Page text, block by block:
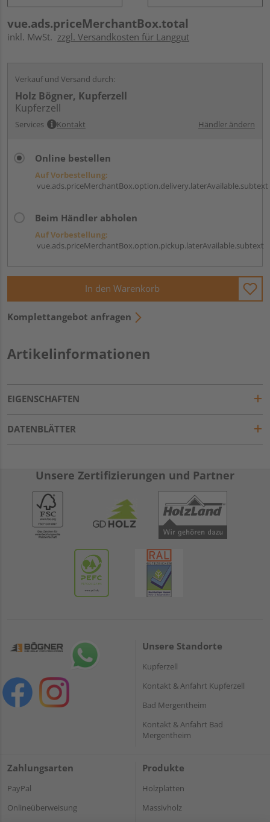
vue.ads.priceMerchantBox.total
inkl. MwSt. zzgl. Versandkosten für Langgut
Verkauf und Versand durch:
Holz Bögner, Kupferzell
Kupferzell
Services Kontakt Händler ändern
Online bestellen
Auf Vorbestellung:
vue.ads.priceMerchantBox.option.delivery.laterAvailable.subtext
Beim Händler abholen
Auf Vorbestellung:
vue.ads.priceMerchantBox.option.pickup.laterAvailable.subtext
In den Warenkorb
Komplettangebot anfragen
Artikelinformationen
EIGENSCHAFTEN
DATENBLÄTTER
Unsere Zertifizierungen und Partner
Unsere Standorte
Kupferzell
Kontakt & Anfahrt Kupferzell
Bad Mergentheim
Kontakt & Anfahrt Bad
Mergentheim
Zahlungsarten
PayPal
Onlineüberweisung
Produkte
Holzplatten
Massivholz